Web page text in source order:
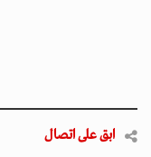
ابق على اتصال